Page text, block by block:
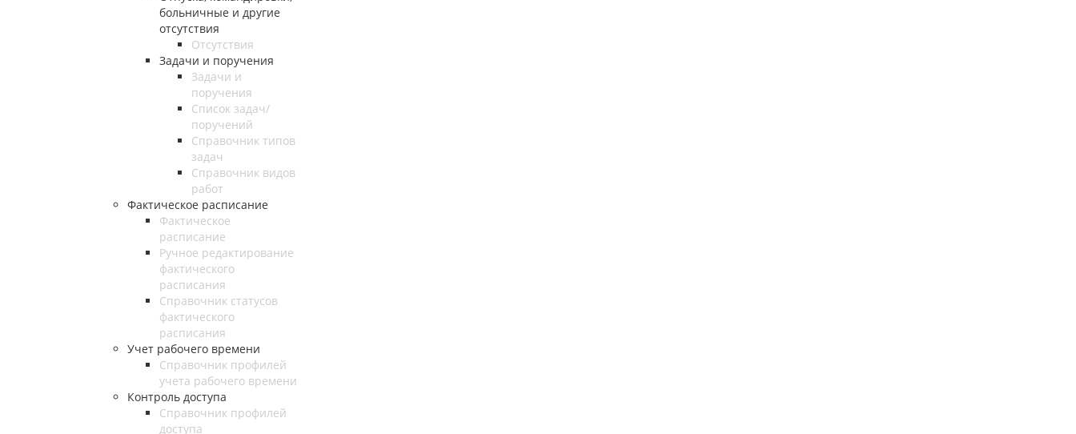
больничные и другие
отсутствия
Отсутствия
Задачи и поручения
Задачи и
поручения
Список задач/
поручений
Справочник типов
задач
Справочник видов
работ
Фактическое расписание
Фактическое
расписание
Ручное редактирование
фактического
расписания
Справочник статусов
фактического
расписания
Учет рабочего времени
Справочник профилей
учета рабочего времени
Контроль доступа
Справочник профилей
доступа